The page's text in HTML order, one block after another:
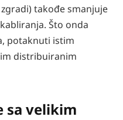
takođe smanjuje
Što onda
potaknuti istim
distribuiranim
sa velikim